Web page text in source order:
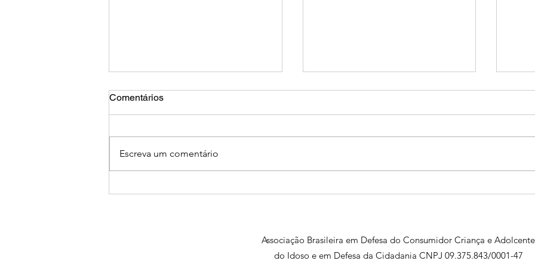
Comentários
Escreva um comentário
Associação Brasileira em Defesa do Consumidor Criança e Adolcente
do Idoso e em Defesa da Cidadania CNPJ 09.375.843/0001-47